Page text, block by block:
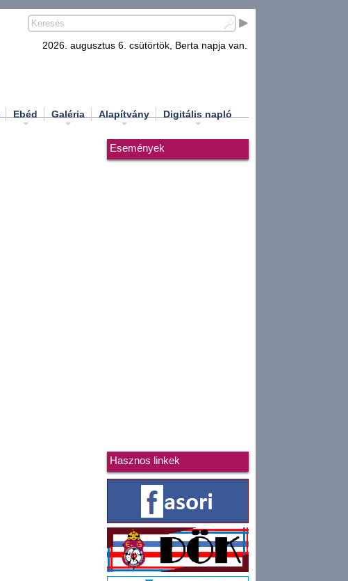
2026. augusztus 6. csütörtök, Berta napja van.
Ebéd Galéria Alapítvány Digitális napló
Események
Hasznos linkek